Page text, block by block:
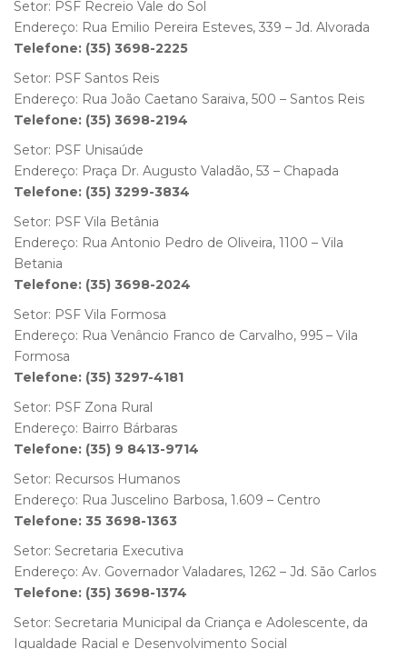
Setor: PSF Recreio Vale do Sol
Endereço: Rua Emilio Pereira Esteves, 339 – Jd. Alvorada
Telefone: (35) 3698-2225
Setor: PSF Santos Reis
Endereço: Rua João Caetano Saraiva, 500 – Santos Reis
Telefone: (35) 3698-2194
Setor: PSF Unisaúde
Endereço: Praça Dr. Augusto Valadão, 53 – Chapada
Telefone: (35) 3299-3834
Setor: PSF Vila Betânia
Endereço: Rua Antonio Pedro de Oliveira, 1100 – Vila
Betania
Telefone: (35) 3698-2024
Setor: PSF Vila Formosa
Endereço: Rua Venâncio Franco de Carvalho, 995 – Vila
Formosa
Telefone: (35) 3297-4181
Setor: PSF Zona Rural
Endereço: Bairro Bárbaras
Telefone: (35) 9 8413-9714
Setor: Recursos Humanos
Endereço: Rua Juscelino Barbosa, 1.609 – Centro
Telefone: 35 3698-1363
Setor: Secretaria Executiva
Endereço: Av. Governador Valadares, 1262 – Jd. São Carlos
Telefone: (35) 3698-1374
Setor: Secretaria Municipal da Criança e Adolescente, da
Igualdade Racial e Desenvolvimento Social